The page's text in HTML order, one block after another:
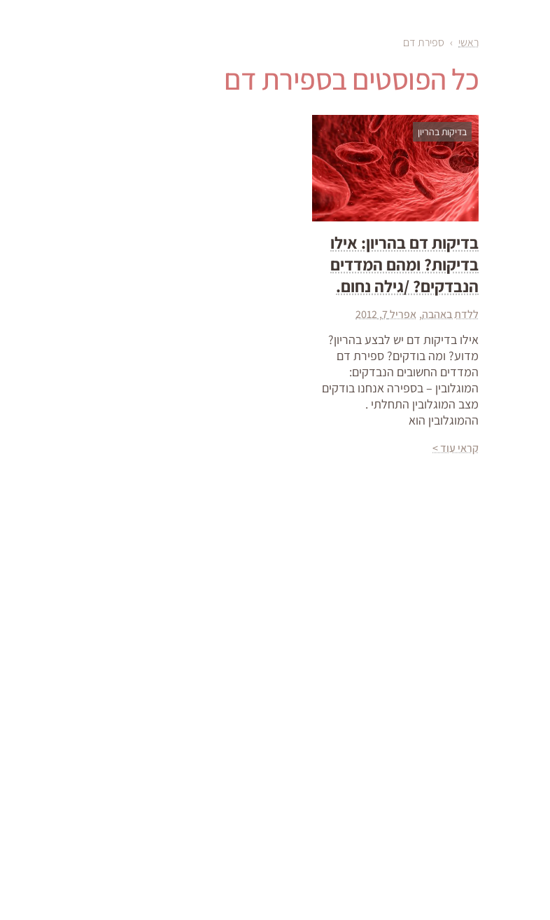
ראשי › ספירת דם
כל הפוסטים בספירת דם
בדיקות בהריון
בדיקות דם בהריון: אילו
בדיקות? ומהם המדדים
הנבדקים? /גילה נחום.
ללדת באהבה אפריל 7, 2012
אילו בדיקות דם יש לבצע בהריון?
מדוע? ומה בודקים? ספירת דם
המדדים החשובים הנבדקים:
המוגלובין – בספירה אנחנו בודקים
מצב המוגלובין התחלתי .
ההמוגלובין הוא
קראי עוד >